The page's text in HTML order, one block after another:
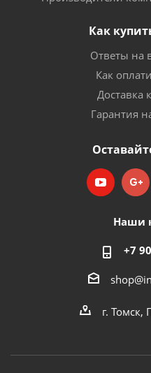
Как
Ответы на
Как
Доставка
Гарантия
Наши
+7
г.